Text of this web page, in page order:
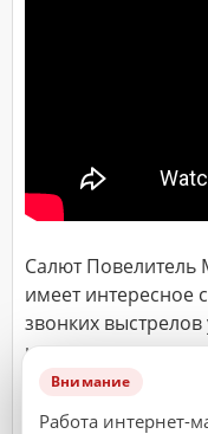
Внимание
Работа интернет-
Салют Повелитель
имеет интересное
звонких
и рассыпаются
празднование!
квартира),
время
доставки*
ВАЖНО!
Заказ
считается
принятым